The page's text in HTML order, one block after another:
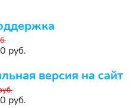
руб.
версия на сайт
руб.